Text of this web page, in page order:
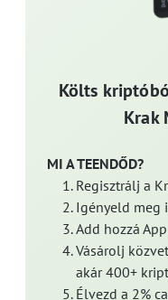
Költs
Krak
MI A TEENDŐD?
Regisztrálj a
Igényeld meg
Add hozzá
Vásárolj
akár 400+
Élvezd a 2%